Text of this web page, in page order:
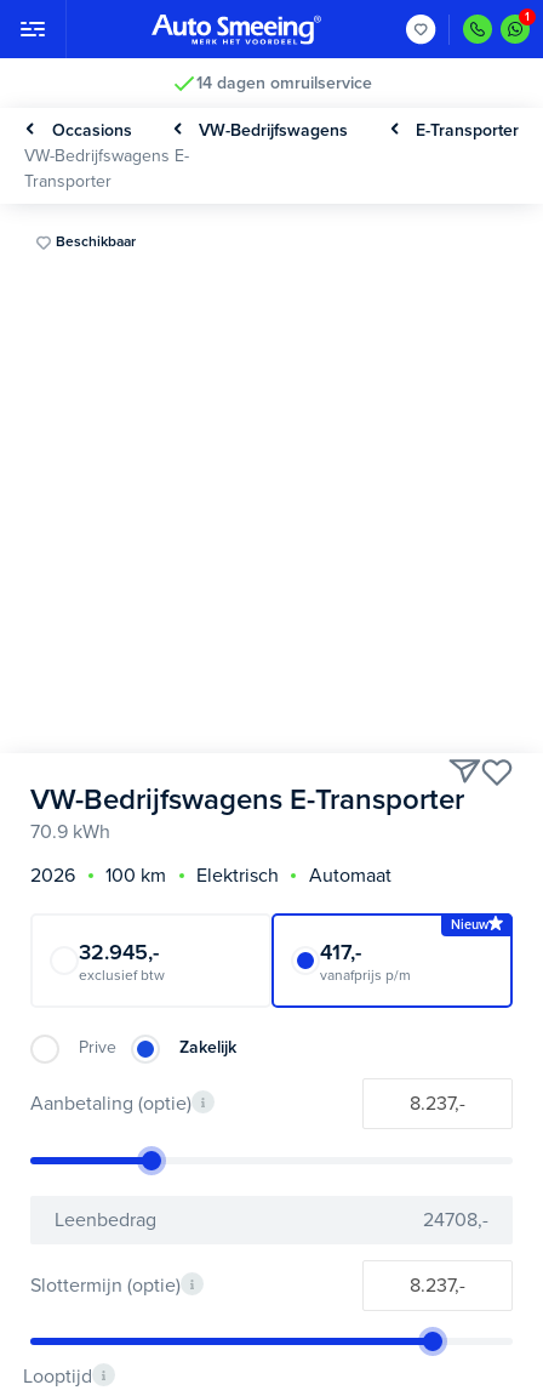
14 dagen omruilservice
Occasions VW-Bedrijfswagens
E-Transporter
VW-Bedrijfswagens E-
Transporter
Beschikbaar
VW-Bedrijfswagens E-Transporter
70.9 kWh
2026
100 km Elektrisch Automaat
32.945,-
exclusief btw
Nieuw
417,-
vanafprijs p/m
Prive Zakelijk
Aanbetaling (optie)
Leenbedrag 24708,-
Slottermijn (optie)
Looptijd